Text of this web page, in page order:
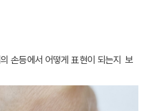
손등에서 어떻게 표현이 되는지 보